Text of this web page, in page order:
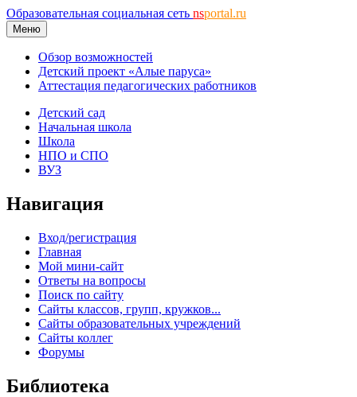
Образовательная социальная сеть nsportal.ru
Меню
Обзор возможностей
Детский проект «Алые паруса»
Аттестация педагогических работников
Детский сад
Начальная школа
Школа
НПО и СПО
ВУЗ
Навигация
Вход/регистрация
Главная
Мой мини-сайт
Ответы на вопросы
Поиск по сайту
Сайты классов, групп, кружков...
Сайты образовательных учреждений
Сайты коллег
Форумы
Библиотека